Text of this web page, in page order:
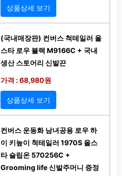
상품상세 보기
(국내매장판) 컨버스 척테일러 올
스타 로우 블랙 M9166C + 국내
생산 스토어리 신발끈
가격 : 68,980원
상품상세 보기
컨버스 운동화 남녀공용 로우 하
이 키높이 척테일러 1970S 올스
타 슬립온 570256C +
Grooming life 신발주머니 증정